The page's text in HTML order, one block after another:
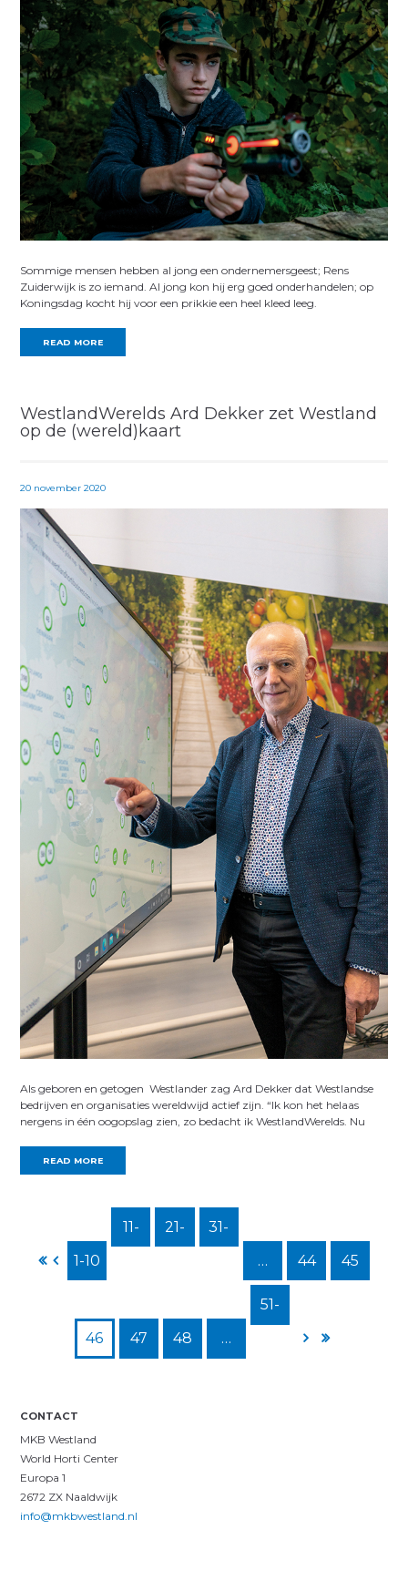
Sommige mensen hebben al jong een ondernemersgeest; Rens
Zuiderwijk is zo iemand. Al jong kon hij erg goed onderhandelen; op
Koningsdag kocht hij voor een prikkie een heel kleed leeg.
READ MORE
WestlandWerelds Ard Dekker zet Westland
op de (wereld)kaart
20 november 2020
Als geboren en getogen Westlander zag Ard Dekker dat Westlandse
bedrijven en organisaties wereldwijd actief zijn. “Ik kon het helaas
nergens in één oogopslag zien, zo bedacht ik WestlandWerelds. Nu
READ MORE
1-10
11-
21-
31-
… 44 45
46 47 48 …
51-
CONTACT
MKB Westland
World Horti Center
Europa 1
2672 ZX Naaldwijk
info@mkbwestland.nl